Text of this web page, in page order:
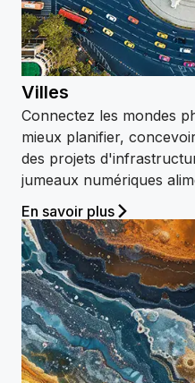
Villes
Connectez les mondes
mieux planifier,
des projets
jumeaux numériques
En savoir plus